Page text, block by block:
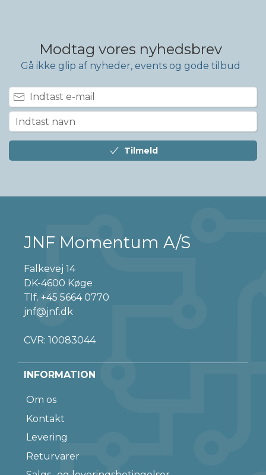
Modtag vores nyhedsbrev
Gå ikke glip af nyheder, events og gode tilbud
Tilmeld
JNF Momentum A/S
Falkevej 14
DK-4600 Køge
Tlf. +45 5664 0770
jnf@jnf.dk
CVR: 10083044
INFORMATION
Om os
Kontakt
Levering
Returvarer